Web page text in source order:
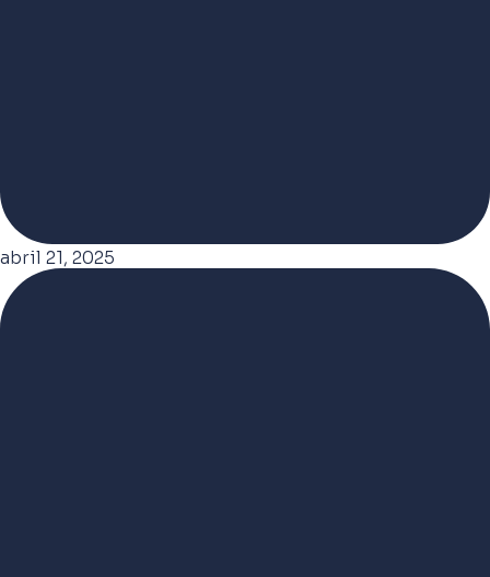
abril 21, 2025